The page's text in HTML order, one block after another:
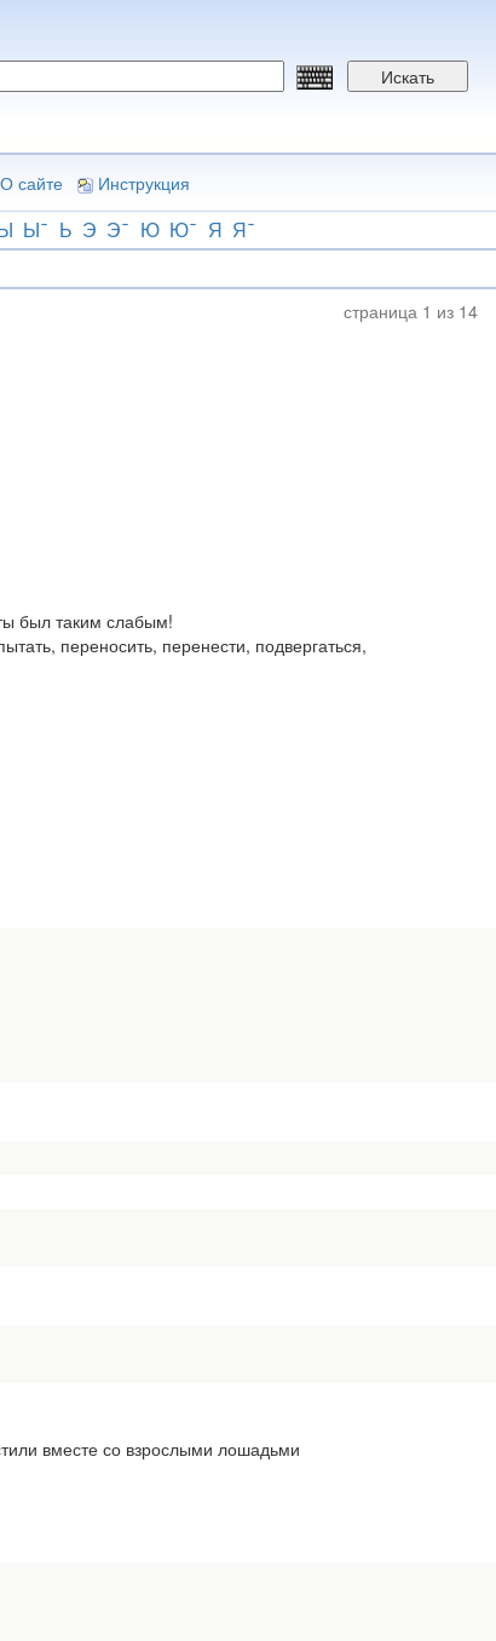
Искать
О сайте Инструкция
Ы Ь Э Э Ю Ю Я Я
страница 1 из 14
был таким слабым!
переносить, перенести, подвергаться,
вместе со взрослыми лошадьми